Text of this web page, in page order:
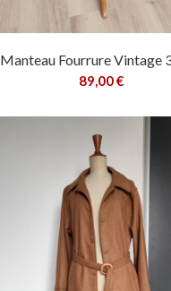
Manteau Fourrure Vintage
89,00 €